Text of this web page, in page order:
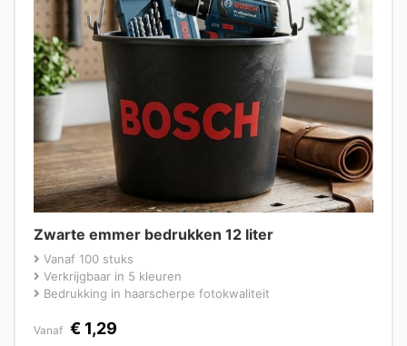
Zwarte emmer bedrukken 12 liter
Vanaf 100 stuks
Verkrijgbaar in 5 kleuren
Bedrukking in haarscherpe fotokwaliteit
Vanaf € 1,29